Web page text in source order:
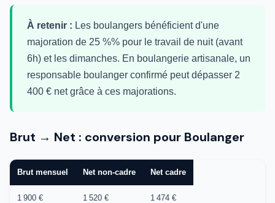
À retenir : Les boulangers bénéficient d'une
majoration de 25 %% pour le travail de nuit (avant
6h) et les dimanches. En boulangerie artisanale, un
responsable boulanger confirmé peut dépasser 2
400 € net grâce à ces majorations.
Brut → Net : conversion pour Boulanger
Brut mensuel Net non-cadre Net cadre
1 900 € 1 520 € 1 474 €